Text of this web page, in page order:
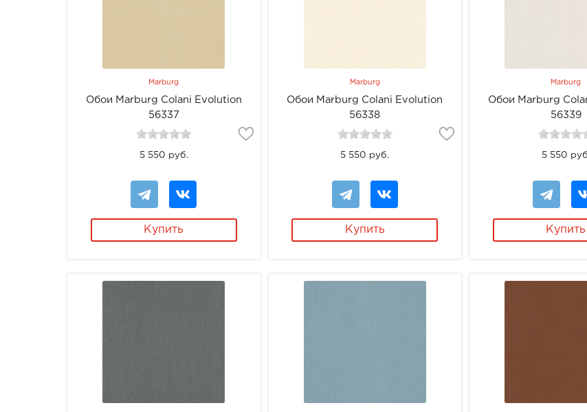
Marburg
Обои Marburg Colani Evolution
56337
5 550 руб.
Купить
Marburg
Обои Marburg Colani Evolution
56338
5 550 руб.
Купить
Marburg
Обои Marburg
56339
5 550
Купить